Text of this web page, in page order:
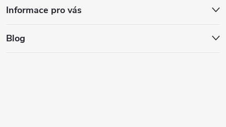
Informace pro vás
Blog